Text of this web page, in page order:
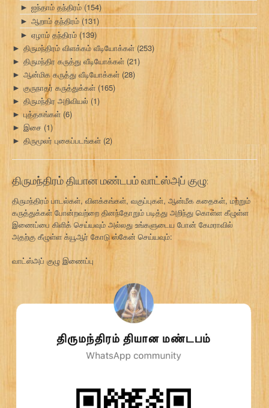
► ஐந்தாம் தந்திரம் (154)
► ஆறாம் தந்திரம் (131)
► ஏழாம் தந்திரம் (139)
► திருமந்திரம் விளக்கம் வீடியோக்கள்(253)
► திருமந்திர கருத்து வீடியோக்கள் (21)
► ஆன்மிக கருத்து வீடியோக்கள் (28)
► குருநாதர் கருத்துக்கள் (165)
► திருமந்திர அறிவியல் (1)
► புத்தகங்கள் (6)
► இசை (1)
► திருமூலர் புகைப்படங்கள் (2)
திருமந்திரம் தியான மண்டபம் வாட்ஸ்அப் குழு:
திருமந்திரம் பாடல்கள், விளக்கங்கள், வகுப்புகள், ஆன்மீக கதைகள், மற்றும்
கருத்துக்கள் போன்றவற்றை தினந்தோறும் படித்து அறிந்து கொள்ள கீழுள்ள
இணைப்பை கிளிக் செய்யவும் அல்லது உங்களுடைய போன் கேமராவில்
அதற்கு கீழுள்ள க்யூஆர் கோடு ஸ்கேன் செய்யவும்:
வாட்ஸ்அப் குழு இணைப்பு